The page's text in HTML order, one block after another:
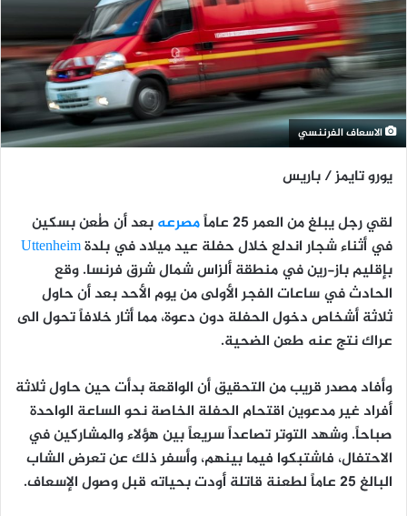
الاسعاف الفرننسي
يورو تايمز / باريس
لقي رجل يبلغ من العمر 25 عاماً
مصرعهبعد أن طُعن بسكين
في أثناء شجار اندلع خلال حفلة عيد ميلاد في بلدةUttenheim
بإقليم باز-رين في منطقة ألزاس شمال شرق فرنسا. وقع
الحادث في ساعات الفجر الأولى من يوم الأحد بعد أن حاول
ثلاثة أشخاص دخول الحفلة دون دعوة، مما أثار خلافاً تحول الى
عراك نتج عنه طعن الضحية.
وأفاد مصدر قريب من التحقيق أن الواقعة بدأت حين حاول ثلاثة
أفراد غير مدعوين اقتحام الحفلة الخاصة نحو الساعة الواحدة
صباحاً. وشهد التوتر تصاعداً سريعاً بين هؤلاء والمشاركين في
الاحتفال، فاشتبكوا فيما بينهم، وأسفر ذلك عن تعرض الشاب
البالغ 25 عاماً لطعنة قاتلة أودت بحياته قبل وصول الإسعاف.